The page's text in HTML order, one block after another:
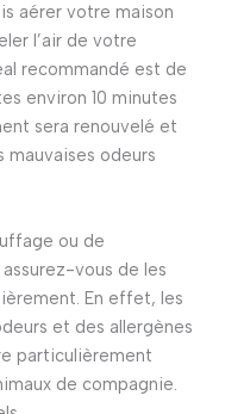
aérer votre maison
l’air de votre
recommandé est de
environ 10 minutes
sera renouvelé et
mauvaises odeurs
ou de
vous de les
En effet, les
et des allergènes
particulièrement
de compagnie.